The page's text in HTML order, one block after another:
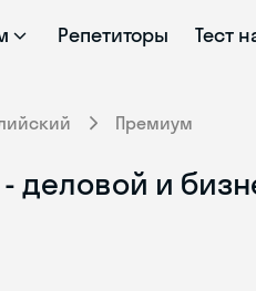
Репетиторы Тест
Премиум
деловой и